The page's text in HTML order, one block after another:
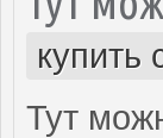
Тут